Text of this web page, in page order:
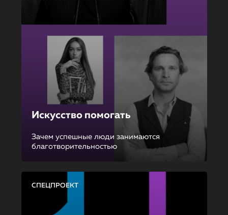
Искусство помогать
Зачем успешные люди занимаются
благотворительностью
СПЕЦПРОЕКТ